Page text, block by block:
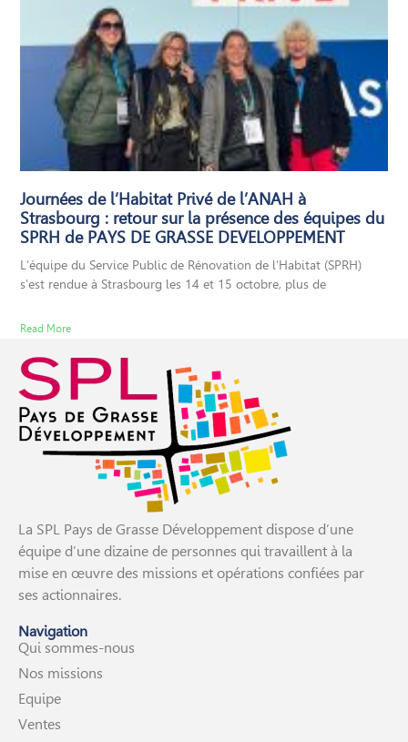
Journées de l’Habitat Privé de l’ANAH à
Strasbourg : retour sur la présence des équipes du
SPRH de PAYS DE GRASSE DEVELOPPEMENT
L’équipe du Service Public de Rénovation de l’Habitat (SPRH)
s’est rendue à Strasbourg les 14 et 15 octobre, plus de
Read More
La SPL Pays de Grasse Développement dispose d’une
équipe d’une dizaine de personnes qui travaillent à la
mise en œuvre des missions et opérations confiées par
ses actionnaires.
Navigation
Qui sommes-nous
Nos missions
Equipe
Ventes